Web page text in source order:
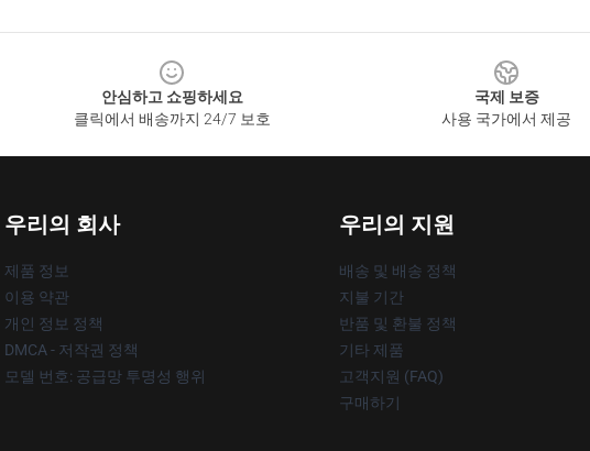
안심하고 쇼핑하세요
클릭에서 배송까지 24/7 보호
국제 보증
사용 국가에서 제공
우리의 회사
제품 정보
이용 약관
개인 정보 정책
DMCA - 저작권 정책
모델 번호: 공급망 투명성 행위
우리의 지원
배송 및 배송 정책
지불 기간
반품 및 환불 정책
기타 제품
고객지원 (FAQ)
구매하기